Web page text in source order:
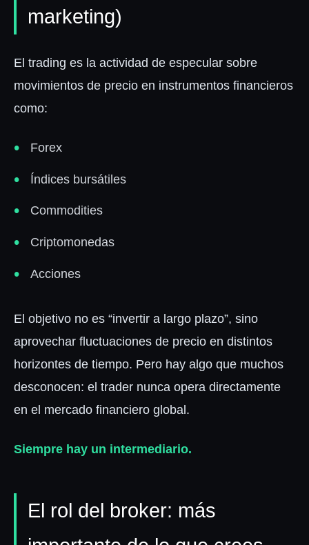
marketing)
El trading es la actividad de especular sobre
movimientos de precio en instrumentos financieros
como:
Forex
Índices bursátiles
Commodities
Criptomonedas
Acciones
El objetivo no es “invertir a largo plazo”, sino
aprovechar fluctuaciones de precio en distintos
horizontes de tiempo. Pero hay algo que muchos
desconocen: el trader nunca opera directamente
en el mercado financiero global.
Siempre hay un intermediario.
El rol del broker: más